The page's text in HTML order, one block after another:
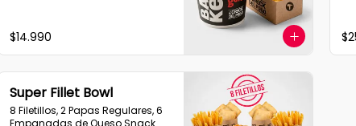
$14.990
Super Fillet Bowl
8 Filetillos, 2 Papas Regulares, 6
Empanadas de Queso Snack